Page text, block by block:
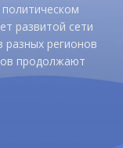
развитой сети
регионов
продолжают